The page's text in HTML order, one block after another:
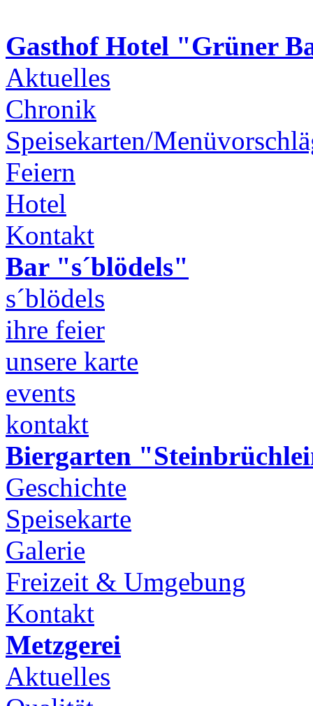
Gasthof Hotel "Grüner
Aktuelles
Chronik
Speisekarten/
Feiern
Hotel
Kontakt
Bar "s´blödels"
s´blödels
ihre feier
unsere karte
events
kontakt
Biergarten
Geschichte
Speisekarte
Galerie
Freizeit & Umgebung
Kontakt
Metzgerei
Aktuelles